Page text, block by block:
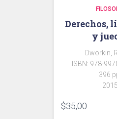
Derechos,
y
Dworkin,
ISBN: 978-
396
2015
$35,00